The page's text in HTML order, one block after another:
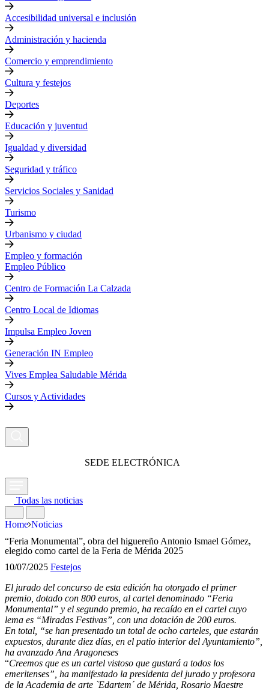
Accesibilidad universal e inclusión
Administración y hacienda
Comercio y emprendimiento
Cultura y festejos
Deportes
Educación y juventud
Igualdad y diversidad
Seguridad y tráfico
Servicios Sociales y Sanidad
Turismo
Urbanismo y ciudad
Empleo y formación
Empleo Público
Centro de Formación La Calzada
Centro Local de Idiomas
Impulsa Empleo Joven
Generación IN Empleo
Vives Emplea Saludable Mérida
Cursos y Actividades
SEDE ELECTRÓNICA
Todas las noticias
Home Noticias
“Feria Monumental”, obra del higuereño Antonio Ismael Gómez,
elegido como cartel de la Feria de Mérida 2025
10/07/2025 Festejos
El jurado del concurso de esta edición ha otorgado el primer
premio, dotado con 800 euros, al cartel denominado “Feria
Monumental” y el segundo premio, ha recaído en el cartel cuyo
lema es “Miradas Festivas”, con una dotación de 200 euros.
En total, “se han presentado un total de ocho carteles, que estarán
expuestos, durante diez días, en el patio interior del Ayuntamiento”,
ha avanzado Ana Aragoneses
“Creemos que es un cartel vistoso que gustará a todos los
emeritenses”, ha manifestado la presidenta del jurado y profesora
de la Academia de arte `Edartem´ de Mérida, Rosario Maestre